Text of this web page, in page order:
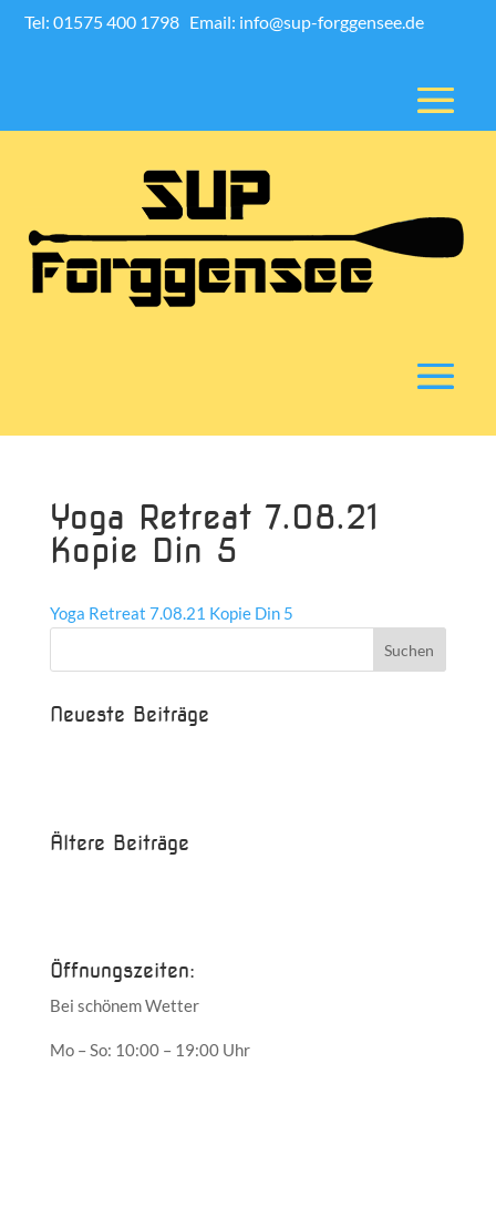
Tel: 01575 400 1798 Email: info@sup-forggensee.de
Yoga Retreat 7.08.21
Kopie Din 5
Yoga Retreat 7.08.21 Kopie Din 5
Neueste Beiträge
Ältere Beiträge
Öffnungszeiten:
Bei schönem Wetter
Mo – So: 10:00 – 19:00 Uhr